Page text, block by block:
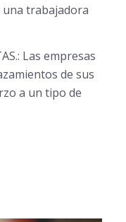
una trabajadora
Las empresas
de sus
a un tipo de